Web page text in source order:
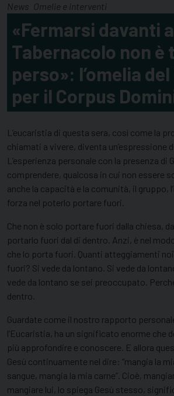
News Omelie e interventi
«Fermarsi davanti
Tabernacolo non è
perso»: l’omelia
per il Corpus
L’eucaristia di questa sera, così come la
chiamati a vivere, diventa un’espressione
L’esperienza personale con la presenza di
comprendere, qualcosa in cui non essere
anche la capacità e la comunità, il gruppo,
forza nel poterlo portare fuori.
Che non è solo portare fuori dalla chiesa,
portarlo fuori dal di dentro. Anzi, è nel
che lo porta fuori. Quanti atteggiamenti
fuori? Si vede da lontano. Si vede da
vede da lontano se sei preoccupato.
dentro.
Guardate come il nostro rapporto
l’Eucaristia, ha un significato enorme che
più approfondire e conoscere. E allora
Gesù continuamente nel dire: “mangia la
sangue, mangia la mia carne”. Cioè,
mangiare lui, lo spiega Gesù stesso,